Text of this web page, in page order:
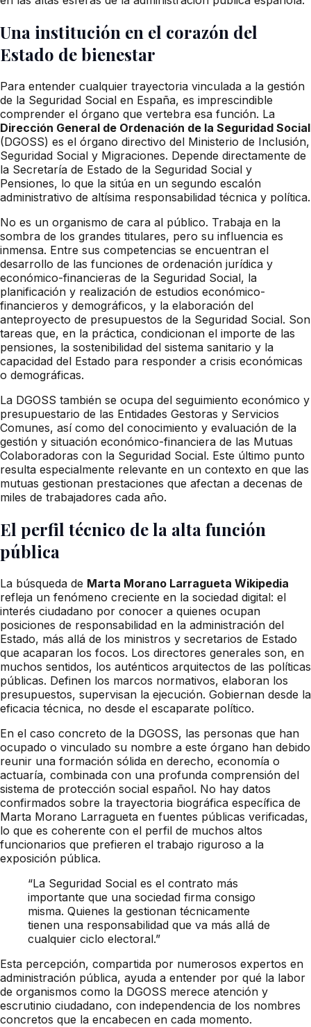
Una institución en el corazón del
Estado de bienestar
Para entender cualquier trayectoria vinculada a la gestión
de la Seguridad Social en España, es imprescindible
comprender el órgano que vertebra esa función. La
Dirección General de Ordenación de la Seguridad Social
(DGOSS) es el órgano directivo del Ministerio de Inclusión,
Seguridad Social y Migraciones. Depende directamente de
la Secretaría de Estado de la Seguridad Social y
Pensiones, lo que la sitúa en un segundo escalón
administrativo de altísima responsabilidad técnica y política.
No es un organismo de cara al público. Trabaja en la
sombra de los grandes titulares, pero su influencia es
inmensa. Entre sus competencias se encuentran el
desarrollo de las funciones de ordenación jurídica y
económico-financieras de la Seguridad Social, la
planificación y realización de estudios económico-
financieros y demográficos, y la elaboración del
anteproyecto de presupuestos de la Seguridad Social. Son
tareas que, en la práctica, condicionan el importe de las
pensiones, la sostenibilidad del sistema sanitario y la
capacidad del Estado para responder a crisis económicas
o demográficas.
La DGOSS también se ocupa del seguimiento económico y
presupuestario de las Entidades Gestoras y Servicios
Comunes, así como del conocimiento y evaluación de la
gestión y situación económico-financiera de las Mutuas
Colaboradoras con la Seguridad Social. Este último punto
resulta especialmente relevante en un contexto en que las
mutuas gestionan prestaciones que afectan a decenas de
miles de trabajadores cada año.
El perfil técnico de la alta función
pública
La búsqueda de Marta Morano Larragueta Wikipedia
refleja un fenómeno creciente en la sociedad digital: el
interés ciudadano por conocer a quienes ocupan
posiciones de responsabilidad en la administración del
Estado, más allá de los ministros y secretarios de Estado
que acaparan los focos. Los directores generales son, en
muchos sentidos, los auténticos arquitectos de las políticas
públicas. Definen los marcos normativos, elaboran los
presupuestos, supervisan la ejecución. Gobiernan desde la
eficacia técnica, no desde el escaparate político.
En el caso concreto de la DGOSS, las personas que han
ocupado o vinculado su nombre a este órgano han debido
reunir una formación sólida en derecho, economía o
actuaría, combinada con una profunda comprensión del
sistema de protección social español. No hay datos
confirmados sobre la trayectoria biográfica específica de
Marta Morano Larragueta en fuentes públicas verificadas,
lo que es coherente con el perfil de muchos altos
funcionarios que prefieren el trabajo riguroso a la
exposición pública.
“La Seguridad Social es el contrato más
importante que una sociedad firma consigo
misma. Quienes la gestionan técnicamente
tienen una responsabilidad que va más allá de
cualquier ciclo electoral.”
Esta percepción, compartida por numerosos expertos en
administración pública, ayuda a entender por qué la labor
de organismos como la DGOSS merece atención y
escrutinio ciudadano, con independencia de los nombres
concretos que la encabecen en cada momento.